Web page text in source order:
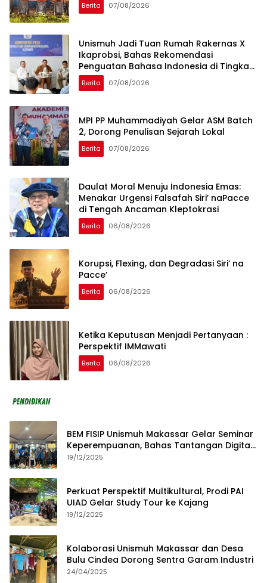
Berita 07/08/2026
Unismuh Jadi Tuan Rumah Rakernas X
Ikaprobsi, Bahas Rekomendasi
Penguatan Bahasa Indonesia di Tingkat
Global
Berita 07/08/2026
MPI PP Muhammadiyah Gelar ASM Batch
2, Dorong Penulisan Sejarah Lokal
Berita 07/08/2026
Daulat Moral Menuju Indonesia Emas:
Menakar Urgensi Falsafah Siri’ naPacce
di Tengah Ancaman Kleptokrasi
Berita 06/08/2026
Korupsi, Flexing, dan Degradasi Siri’ na
Pacce’
Berita 06/08/2026
Ketika Keputusan Menjadi Pertanyaan :
Perspektif IMMawati
Berita 06/08/2026
BEM FISIP Unismuh Makassar Gelar Seminar
Keperempuanan, Bahas Tantangan Digital
dan Budaya Lokal
19/12/2025
Perkuat Perspektif Multikultural, Prodi PAI
UIAD Gelar Study Tour ke Kajang
19/12/2025
Kolaborasi Unismuh Makassar dan Desa
Bulu Cindea Dorong Sentra Garam Industri
24/04/2025